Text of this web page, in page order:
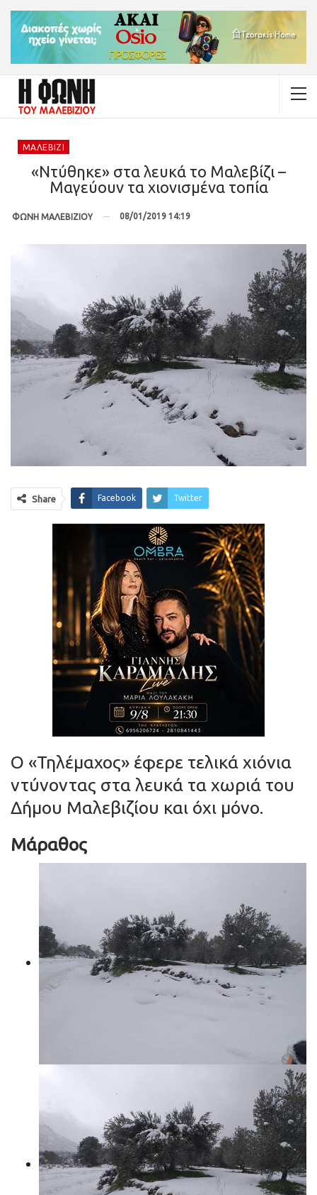
ΜΑΛΕΒΊΖΙ
«Ντύθηκε» στα λευκά το Μαλεβίζι –
Μαγεύουν τα χιονισμένα τοπία
ΦΩΝΗ ΜΑΛΕΒΙΖΙΟΥ 08/01/2019 14:19
Share Facebook Twitter
Ο «Τηλέμαχος» έφερε τελικά χιόνια
ντύνοντας στα λευκά τα χωριά του
Δήμου Μαλεβιζίου και όχι μόνο.
Μάραθος